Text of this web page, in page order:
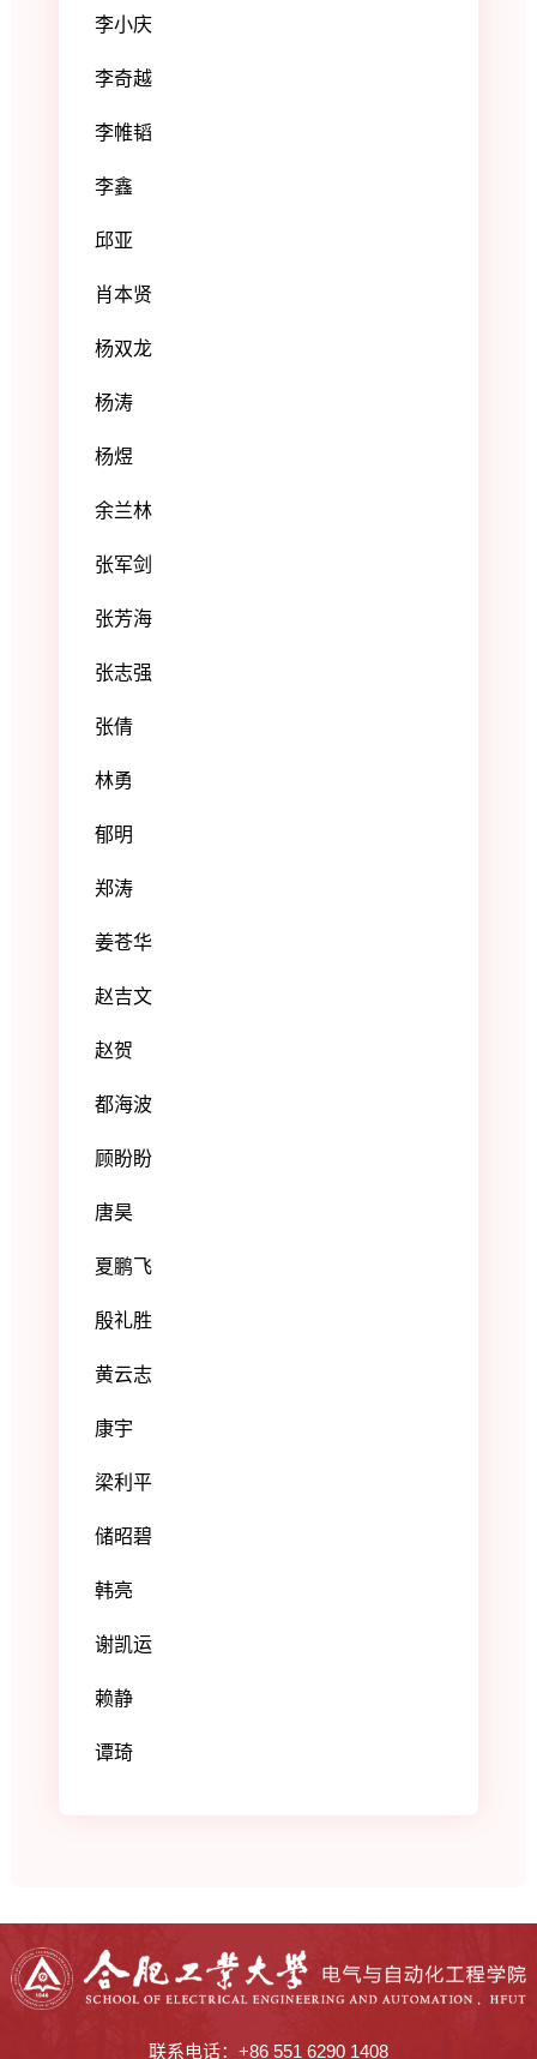
李小庆
李奇越
李帷韬
李鑫
邱亚
肖本贤
杨双龙
杨涛
杨煜
余兰林
张军剑
张芳海
张志强
张倩
林勇
郁明
郑涛
姜苍华
赵吉文
赵贺
都海波
顾盼盼
唐昊
夏鹏飞
殷礼胜
黄云志
康宇
梁利平
储昭碧
韩亮
谢凯运
赖静
谭琦
联系电话：+86 551 6290 1408